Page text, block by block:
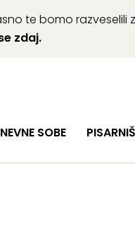
te bomo
zdaj.
SOBE